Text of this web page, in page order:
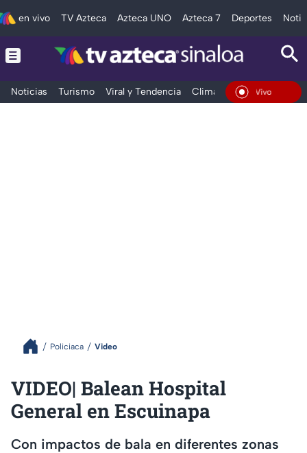
en vivo TV Azteca Azteca UNO Azteca 7 Deportes
Noticias Turismo Viral y Tendencia Clima Deportes
En Vivo
Policiaca Video
VIDEO| Balean Hospital
General en Escuinapa
Con impactos de bala en diferentes zonas